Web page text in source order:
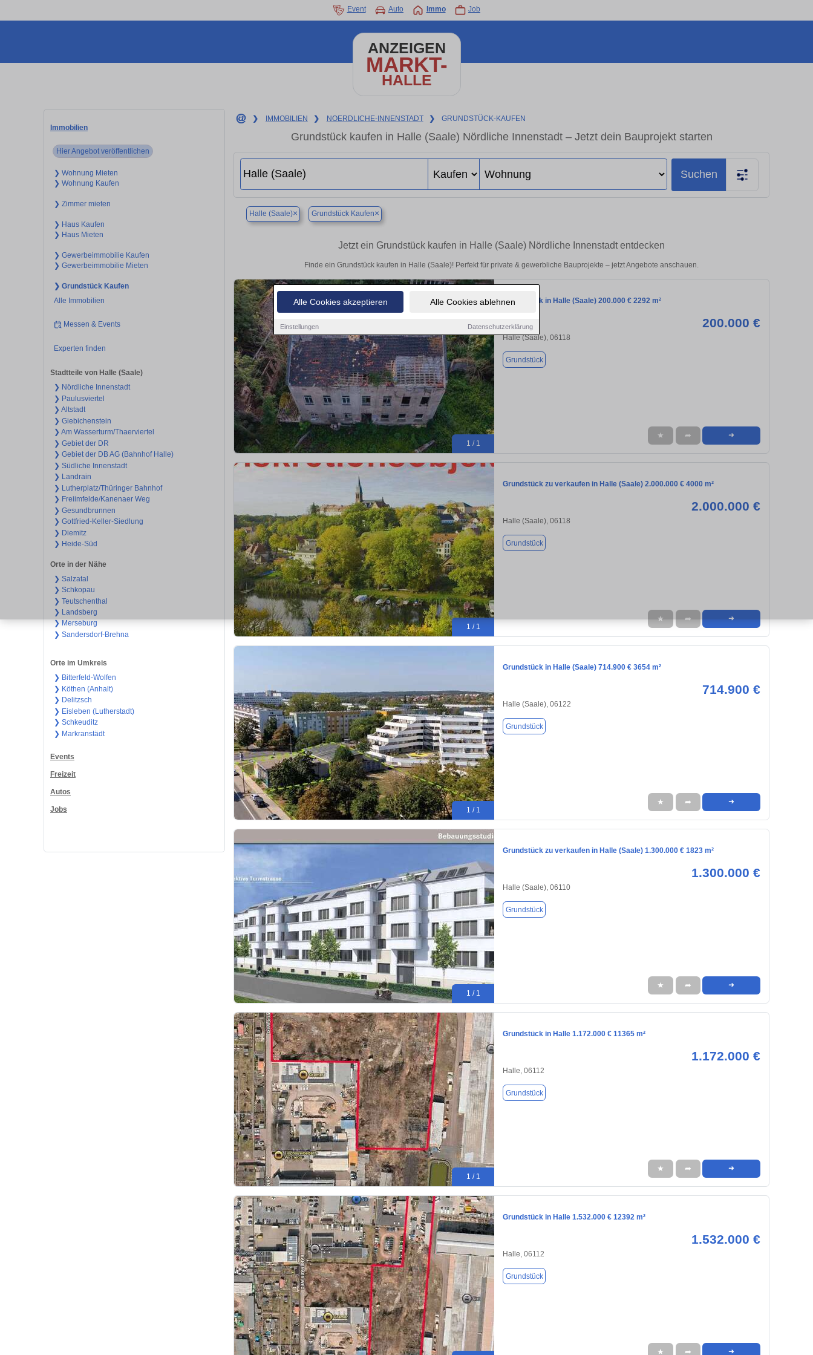
Alle Cookies akzeptieren Alle Cookies ablehnen
Einstellungen Datenschutzerklärung
Event Auto Immo Job
ANZEIGEN
MARKT-
HALLE
Immobilien
Hier Angebot veröffentlichen
❯ Wohnung Mieten
❯ Wohnung Kaufen
❯ Zimmer mieten
❯ Haus Kaufen
❯ Haus Mieten
❯ Gewerbeimmobilie Kaufen
❯ Gewerbeimmobilie Mieten
❯ Grundstück Kaufen
Alle Immobilien
Messen & Events
Experten finden
Stadtteile von Halle (Saale)
❯ Nördliche Innenstadt
❯ Paulusviertel
❯ Altstadt
❯ Giebichenstein
❯ Am Wasserturm/Thaerviertel
❯ Gebiet der DR
❯ Gebiet der DB AG (Bahnhof Halle)
❯ Südliche Innenstadt
❯ Landrain
❯ Lutherplatz/Thüringer Bahnhof
❯ Freiimfelde/Kanenaer Weg
❯ Gesundbrunnen
❯ Gottfried-Keller-Siedlung
❯ Diemitz
❯ Heide-Süd
Orte in der Nähe
❯ Salzatal
❯ Schkopau
❯ Teutschenthal
❯ Landsberg
❯ Merseburg
❯ Sandersdorf-Brehna
Orte im Umkreis
❯ Bitterfeld-Wolfen
❯ Köthen (Anhalt)
❯ Delitzsch
❯ Eisleben (Lutherstadt)
❯ Schkeuditz
❯ Markranstädt
Events
Freizeit
Autos
Jobs
❯ IMMOBILIEN ❯ NOERDLICHE-INNENSTADT ❯ GRUNDSTÜCK-KAUFEN
Grundstück kaufen in Halle (Saale) Nördliche Innenstadt – Jetzt dein Bauprojekt starten
Suchen
Halle (Saale)× Grundstück Kaufen×
Jetzt ein Grundstück kaufen in Halle (Saale) Nördliche Innenstadt entdecken
Finde ein Grundstück kaufen in Halle (Saale)! Perfekt für private & gewerbliche Bauprojekte – jetzt Angebote anschauen.
1 / 1
Grundstück in Halle (Saale) 200.000 € 2292 m²
200.000 €
Halle (Saale), 06118
Grundstück
★ ➦ ➜
1 / 1
Grundstück zu verkaufen in Halle (Saale) 2.000.000 € 4000 m²
2.000.000 €
Halle (Saale), 06118
Grundstück
★ ➦ ➜
1 / 1
Grundstück in Halle (Saale) 714.900 € 3654 m²
714.900 €
Halle (Saale), 06122
Grundstück
★ ➦ ➜
1 / 1
Grundstück zu verkaufen in Halle (Saale) 1.300.000 € 1823 m²
1.300.000 €
Halle (Saale), 06110
Grundstück
★ ➦ ➜
1 / 1
Grundstück in Halle 1.172.000 € 11365 m²
1.172.000 €
Halle, 06112
Grundstück
★ ➦ ➜
Grundstück in Halle 1.532.000 € 12392 m²
1.532.000 €
Halle, 06112
Grundstück
★ ➦ ➜